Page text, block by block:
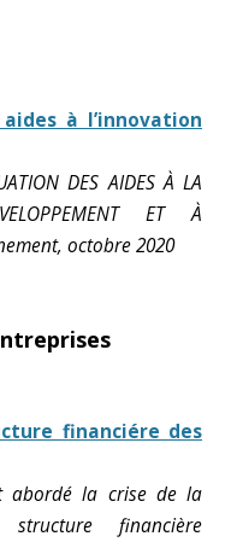
à l’innovation
DES AIDES À LA
ET À
octobre 2020
financiére des
abordé la crise de la
financière